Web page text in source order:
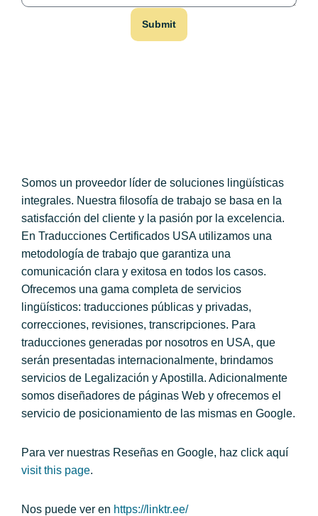
Submit
Somos un proveedor líder de soluciones lingüísticas
integrales. Nuestra filosofía de trabajo se basa en la
satisfacción del cliente y la pasión por la excelencia.
En Traducciones Certificados USA utilizamos una
metodología de trabajo que garantiza una
comunicación clara y exitosa en todos los casos.
Ofrecemos una gama completa de servicios
lingüísticos: traducciones públicas y privadas,
correcciones, revisiones, transcripciones. Para
traducciones generadas por nosotros en USA, que
serán presentadas internacionalmente, brindamos
servicios de Legalización y Apostilla. Adicionalmente
somos diseñadores de páginas Web y ofrecemos el
servicio de posicionamiento de las mismas en Google.
Para ver nuestras Reseñas en Google, haz click aquí
visit this page.
Nos puede ver en https://linktr.ee/